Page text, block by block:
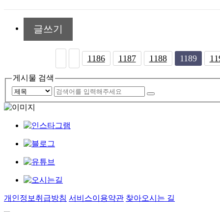
글쓰기
1186 1187 1188 1189
게시물 검색
개인정보취급방침 서비스이용약관 찾아오시는 길